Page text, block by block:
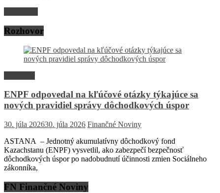
Rozhovor
ENPF odpovedal na kľúčové otázky týkajúce sa
nových pravidiel správy dôchodkových úspor
30. júla 202630. júla 2026 Finančné Noviny
ASTANA – Jednotný akumulatívny dôchodkový fond
Kazachstanu (ENPF) vysvetlil, ako zabezpečí bezpečnosť
dôchodkových úspor po nadobudnutí účinnosti zmien Sociálneho
zákonníka,
FN Finančné Noviny